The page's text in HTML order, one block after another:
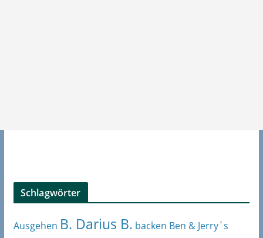
Schlagwörter
Ausgehen B. Darius B. backen Ben & Jerry´s